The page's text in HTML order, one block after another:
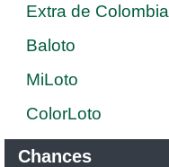
Extra de Colombia
Baloto
MiLoto
ColorLoto
Chances